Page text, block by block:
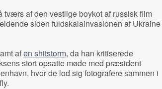
tværs af den vestlige boykot af russisk film
siden fuldskalainvasionen af Ukraine
afen shitstorm, da han kritiserede
stort opsatte møde med præsident
hvor de lod sig fotografere sammen i